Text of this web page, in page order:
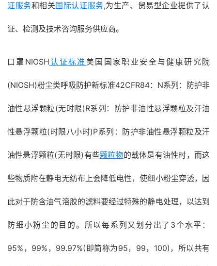
证服务和相关国际认证服务,为生产、贸易型企业提供了认
证、检测及技术咨询服务供应商。
口罩NIOSH认证标准 美国国家职业安全与健康研究院
(NIOSH)粉尘类呼吸防护新标准42CFR84：N系列：防护非
油性悬浮颗粒(无时限)R系列：防护非油性悬浮颗粒及汗油
性悬浮颗粒(时限八小时)P系列：防护非油性悬浮颗粒及汗
油性悬浮颗粒(无时限)有些颗粒物的载体是有油性时，而这
些物质附在静电无纺布上会降低电性，使细小粉尘穿透，因
此对于防含油气溶胶的滤料要经过特殊的静电处理，以达到
防细小粉尘的目的。所以每系列又划分出了3个水平：
95%，99%，99.97%(即简称为95，99，100)，所以共有